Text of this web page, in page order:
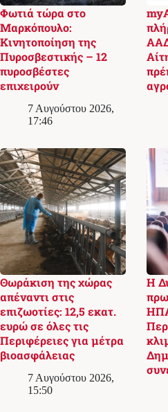
Φωτιά τώρα στο
Μαρκόπουλο:
Κινητοποίηση της
Πυροσβεστικής – 12
πυροσβέστες
επιχειρούν
7 Αυγούστου 2026,
17:46
Θωράκιση της χώρας
απέναντι στις
επιζωοτίες: 12,5 εκατ.
ευρώ σε όλες τις
Περιφέρειες για μέτρα
βιοασφάλειας
7 Αυγούστου 2026,
15:50
Η